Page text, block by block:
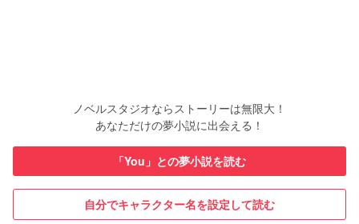
ノベルスタジオならストーリーは無限大！
あなただけの夢小説に出会える！
「You」との夢小説を読む
自分でキャラクター名を設定して読む